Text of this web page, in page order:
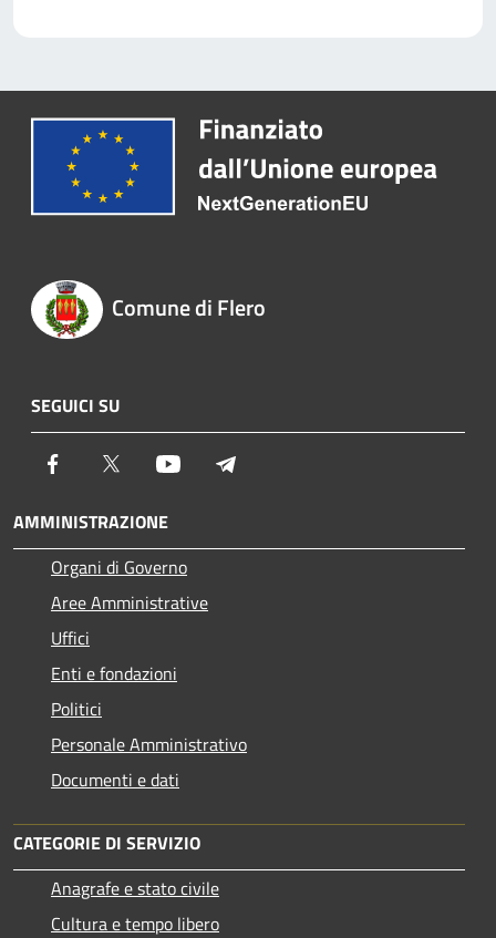
Comune di Flero
SEGUICI SU
Facebook Twitter Youtube
AMMINISTRAZIONE
Organi di Governo
Aree Amministrative
Uffici
Enti e fondazioni
Politici
Personale Amministrativo
Documenti e dati
CATEGORIE DI SERVIZIO
Anagrafe e stato civile
Cultura e tempo libero